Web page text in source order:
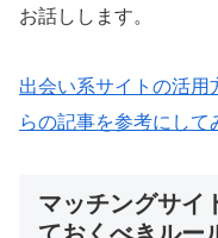
お話しします。
出会い系サイトの活用
らの記事を参考にして
マッチングサイ